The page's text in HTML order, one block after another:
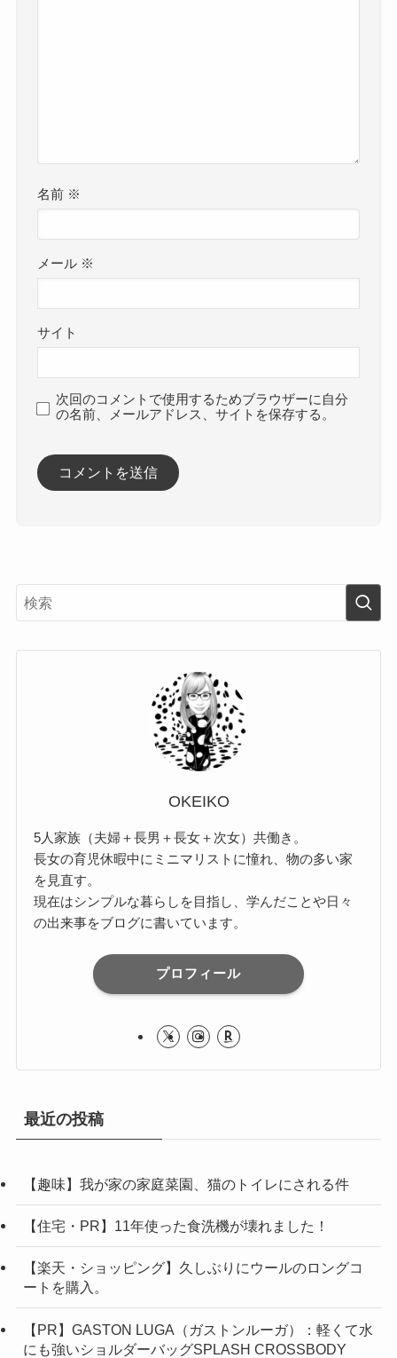
名前 ※
メール ※
サイト
次回のコメントで使用するためブラウザーに自分
の名前、メールアドレス、サイトを保存する。
OKEIKO
5人家族（夫婦＋長男＋長女＋次女）共働き。
長女の育児休暇中にミニマリストに憧れ、物の多い家
を見直す。
現在はシンプルな暮らしを目指し、学んだことや日々
の出来事をブログに書いています。
プロフィール
最近の投稿
【趣味】我が家の家庭菜園、猫のトイレにされる件
【住宅・PR】11年使った食洗機が壊れました！
【楽天・ショッピング】久しぶりにウールのロングコ
ートを購入。
【PR】GASTON LUGA（ガストンルーガ）：軽くて水
にも強いショルダーバッグSPLASH CROSSBODY